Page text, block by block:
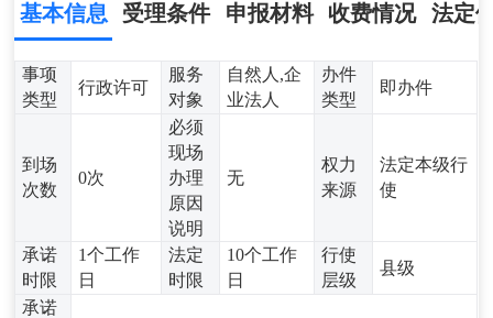
基本信息 受理条件 申报材料 收费情况 法定
事项
类型
行政许可
服务
对象
自然人,企
业法人
办件
类型
即办件
到场
次数
0次
必须
现场
办理
原因
说明
无
权力
来源
法定本级行
使
承诺
时限
1个工作
日
法定
时限
10个工作
日
行使
层级
县级
承诺